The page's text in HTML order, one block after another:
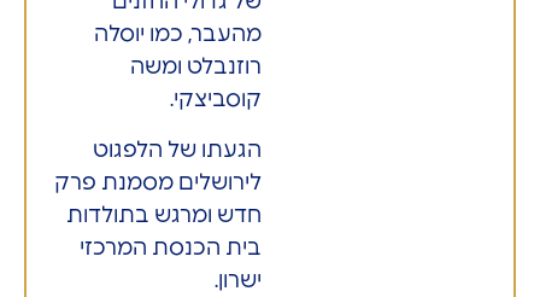
מהעבר, כמו יוסלה
רוזנבלט ומשה
קוסביצקי.
הגעתו של הלפגוט
לירושלים מסמנת פרק
חדש ומרגש בתולדות
בית הכנסת המרכזי
ישרון.